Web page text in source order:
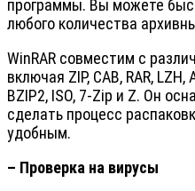
программы. Вы можете
любого количества
WinRAR совместим с
включая ZIP, CAB, RAR, LZH,
BZIP2, ISO, 7-Zip и Z. Он
сделать процесс
удобным.
– Проверка на вирусы